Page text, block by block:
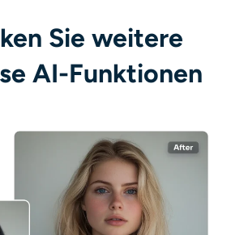
Sie weitere
AI-Funktionen